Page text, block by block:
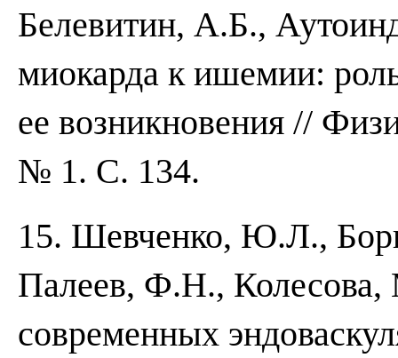
Белевитин, А.Б.,
миокарда к ишемии:
ее возникновения //
№ 1. С. 134.
15. Шевченко, Ю.Л.,
Палеев, Ф.Н.,
современных